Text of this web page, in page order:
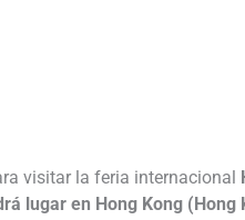
visitar la feria internacional
lugar en Hong Kong